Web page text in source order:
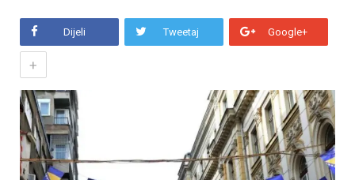
Dijeli Tweetaj Google+
+